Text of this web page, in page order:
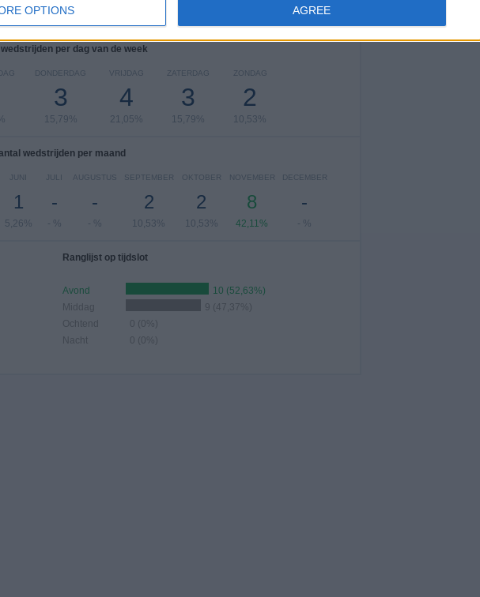
OPTIONS AGREE
Bekijk volledige ranglijst
per dag van de week
DONDERDAG
3
15,79%
VRIJDAG
4
21,05%
ZATERDAG
3
15,79%
ZONDAG
2
10,53%
wedstrijden per maand
JUNI
1
5,26%
JULI
-
- %
AUGUSTUS
-
- %
SEPTEMBER
2
10,53%
OKTOBER
2
10,53%
NOVEMBER
8
42,11%
DECEMBER
-
- %
Ranglijst op tijdslot
Avond
10 (52,63%)
Middag
9 (47,37%)
Ochtend
0 (0%)
Nacht
0 (0%)